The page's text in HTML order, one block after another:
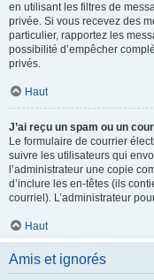
en utilisant les filtres de
privée. Si vous recevez des
particulier, rapportez les
possibilité d’empêcher
privés.
Haut
J’ai reçu un spam ou un
Le formulaire de courrier
suivre les utilisateurs qui
l’administrateur une copie
d’inclure les en-têtes (ils
courriel). L’administrateur
Haut
Amis et ignorés